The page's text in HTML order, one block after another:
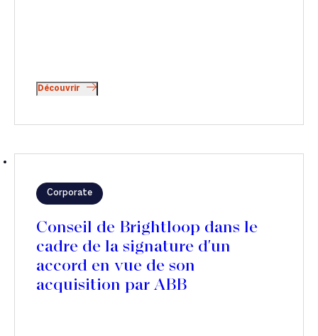
Découvrir
Corporate
Conseil de Brightloop dans le
cadre de la signature d'un
accord en vue de son
acquisition par ABB